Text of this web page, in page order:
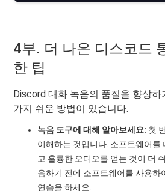
4부. 더 나은 디스코드
한 팁
Discord 대화 녹음의 품질을 향상하
가지 쉬운 방법이 있습니다.
녹음 도구에 대해 알아보세요: 첫
이해하는 것입니다. 소프트웨어를
고 훌륭한 오디오를 얻는 것이 더
음하기 전에 소프트웨어를 사용하
연습을 하세요.